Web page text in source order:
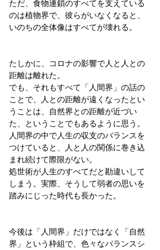
ただ、食物連鎖のすべてを支えている
のは植物界で、彼らがいなくなると、
いのちの全体像はすべてが壊れる。
たしかに、コロナの影響で人と人との
距離は離れた。
でも、それもすべて「人間界」の話の
ことで、人との距離が遠くなったとい
うことは、自然界との距離が近づい
た、ということでもあるように思う。
人間界の中で人生の収支のバランスを
つけていると、人と人の関係に巻き込
まれ続けて際限がない。
処世術が人生のすべてだと勘違いして
しまう。実際、そうして弱者の思いを
踏みにじった時代も長かった。
今後は「人間界」だけではなく「自然
界」という枠組で、色々なバランスシ